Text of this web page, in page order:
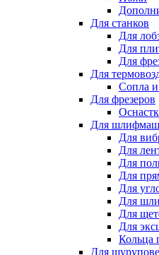
Для станков
Для
Для
Для
Для
Сопла и
Для фрезеров
Для
Для
Для
Для
Для
Для
Для
Для
Для
Кольца
Для